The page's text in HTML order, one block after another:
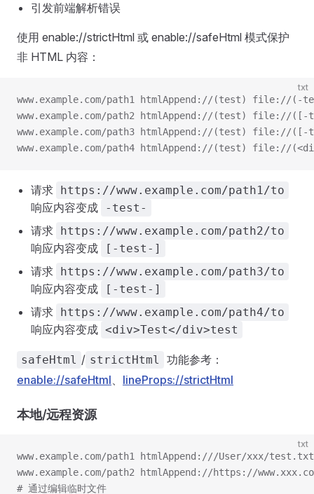
引发前端解析错误
使用 enable://strictHtml 或 enable://safeHtml 模式保护
非 HTML 内容：
txt
www.example.com/path1 htmlAppend://(test) file://
www.example.com/path2 htmlAppend://(test) file://
www.example.com/path3 htmlAppend://(test) file://
www.example.com/path4 htmlAppend://(test) file://
请求 https://www.example.com/path1/to
响应内容变成 -test-
请求 https://www.example.com/path2/to
响应内容变成 [-test-]
请求 https://www.example.com/path3/to
响应内容变成 [-test-]
请求 https://www.example.com/path4/to
响应内容变成 <div>Test</div>test
safeHtml / strictHtml
功能参考：
enable://safeHtml、 lineProps://strictHtml
本地/远程资源
txt
www.example.com/path1 htmlAppend:///User/xxx/test.txt
www.example.com/path2 htmlAppend://https://
# 通过编辑临时文件